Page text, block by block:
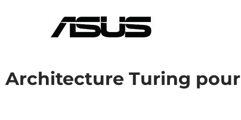
: Architecture Turing